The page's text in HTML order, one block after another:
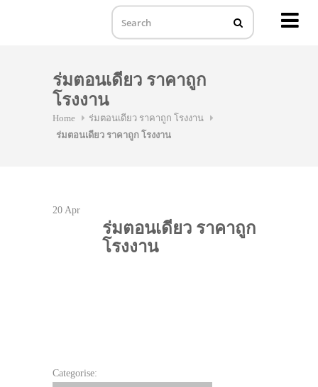
ร่มตอนเดียว ราคาถูก
โรงงาน
Home
ร่มตอนเดียว ราคาถูก โรงงาน
ร่มตอนเดียว ราคาถูก โรงงาน
20 Apr
ร่มตอนเดียว ราคาถูก
โรงงาน
Categorise: